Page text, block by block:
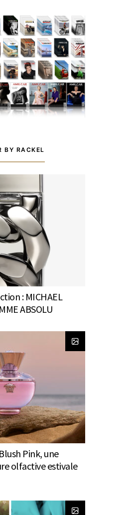
BY RACKEL
: MICHAEL
ABSOLU
Pink, une
olfactive estivale